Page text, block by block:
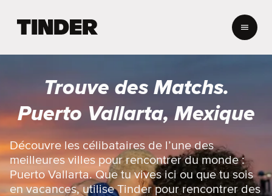
i
T
n
d
e
r
Trouve des Matchs.
Puerto Vallarta, Mexique
Découvre les célibataires de l’une des
meilleures villes pour rencontrer du monde :
Puerto Vallarta. Que tu vives ici ou que tu sois
en vacances, utilise Tinder pour rencontrer des